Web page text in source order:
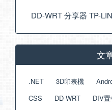
DD-WRT 分享器 TP-
文
.NET 3D印表機
CSS
DD-WRT DIV置